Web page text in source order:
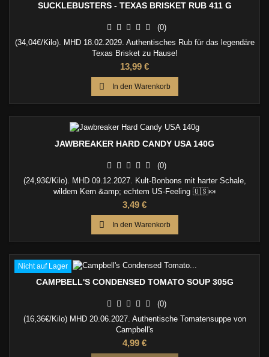
SUCKLEBUSTERS - TEXAS BRISKET RUB 411 G
(0)
(34,04€/Kilo). MHD 18.02.2029. Authentisches Rub für das legendäre
Texas Brisket zu Hause!
Preis
13,99 €
 In den Warenkorb
JAWBREAKER HARD CANDY USA 140G
(0)
(24,93€/Kilo). MHD 09.12.2027. Kult-Bonbons mit harter Schale,
wildem Kern &amp; echtem US-Feeling 🇺🇸🍬
Preis
3,49 €
 In den Warenkorb
Nicht auf Lager
CAMPBELL'S CONDENSED TOMATO SOUP 305G
(0)
(16,36€/Kilo) MHD 20.06.2027. Authentische Tomatensuppe von
Campbell's
Preis
4,99 €